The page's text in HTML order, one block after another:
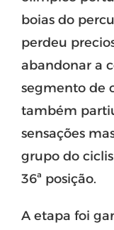
boias do
perdeu
abandonar a
segmento de
também
sensações
grupo do
36ª posição.
A etapa foi